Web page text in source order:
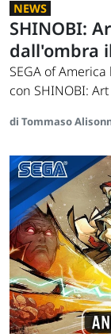
NEWS
SHINOBI:
dall'ombra
SEGA of
con SHINOBI:
di Tommaso